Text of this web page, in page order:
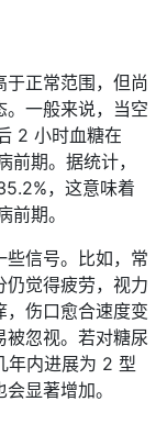
于正常范围，但尚
。一般来说，当空
2 小时血糖在
期。据统计，
，这意味着
期。
些信号。比如，常
仍觉得疲劳，视力
，伤口愈合速度变
被忽视。若对糖尿
年内进展为 2 型
显著增加。